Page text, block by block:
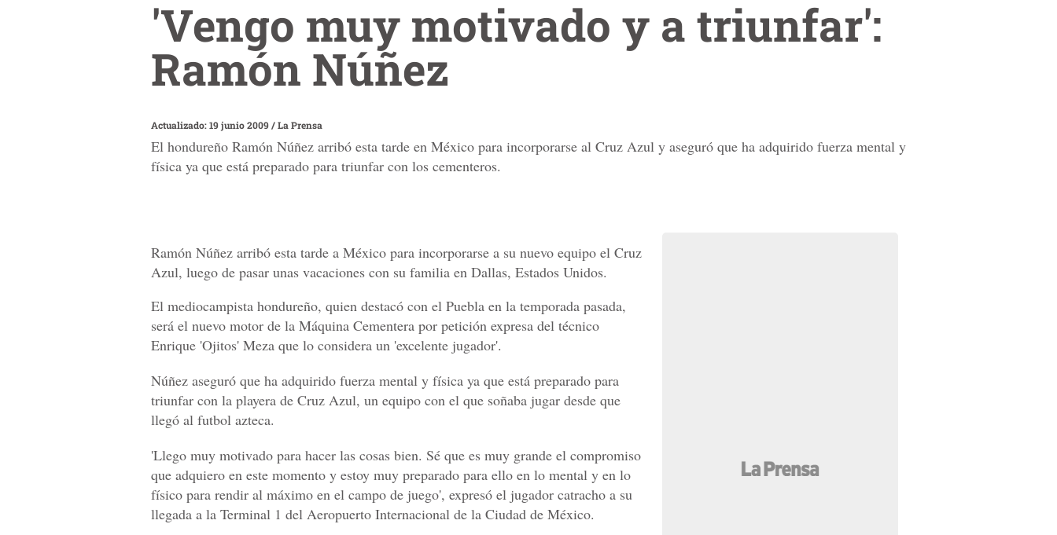
'Vengo muy motivado y a triunfar':
Ramón Núñez
Actualizado: 19 junio 2009/La Prensa
El hondureño Ramón Núñez arribó esta tarde en México para incorporarse al Cruz Azul y aseguró que ha adquirido fuerza mental y
física ya que está preparado para triunfar con los cementeros.
Ramón Núñez arribó esta tarde a México para incorporarse a su nuevo equipo el Cruz
Azul, luego de pasar unas vacaciones con su familia en Dallas, Estados Unidos.
El mediocampista hondureño, quien destacó con el Puebla en la temporada pasada,
será el nuevo motor de la Máquina Cementera por petición expresa del técnico
Enrique 'Ojitos' Meza que lo considera un 'excelente jugador'.
Núñez aseguró que ha adquirido fuerza mental y física ya que está preparado para
triunfar con la playera de Cruz Azul, un equipo con el que soñaba jugar desde que
llegó al futbol azteca.
'Llego muy motivado para hacer las cosas bien. Sé que es muy grande el compromiso
que adquiero en este momento y estoy muy preparado para ello en lo mental y en lo
físico para rendir al máximo en el campo de juego', expresó el jugador catracho a su
llegada a la Terminal 1 del Aeropuerto Internacional de la Ciudad de México.